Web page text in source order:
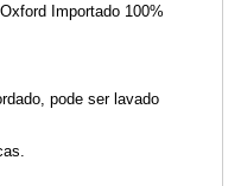
Importado 100%
pode ser lavado